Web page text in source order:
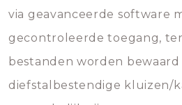
via geavanceerde software
gecontroleerde toegang,
bestanden worden
diefstalbestendige kluizen/